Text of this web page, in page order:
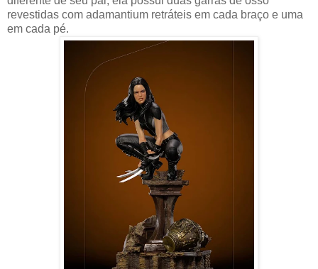
revestidas com adamantium retráteis em cada braço e uma
em cada pé.